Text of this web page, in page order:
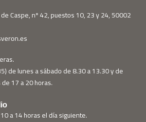
Caspe, nº 42, puestos 10, 23 y 24, 50002
de lunes a sábado de 8.30 a 13.30 y de
17 a 20 horas.
a 14 horas el día siguiente.